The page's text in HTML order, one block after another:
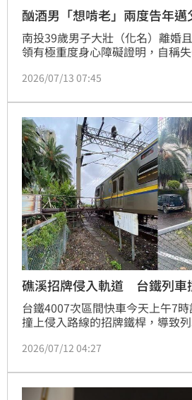
酗酒男「想啃老」兩度告年邁
南投39歲男子大壯（化名）離婚
領有極重度身心障礙證明，自稱
出庭痛訴，兒子長年酗酒、惹是生
告訴，但他又提起抗告，依舊遭
2026/07/13 07:45
礁溪招牌侵入軌道 台鐵列車
台鐵4007次區間快車今天上午7時
撞上侵入路線的招牌鐵桿，導致
路線恢復正常。
2026/07/12 04:27